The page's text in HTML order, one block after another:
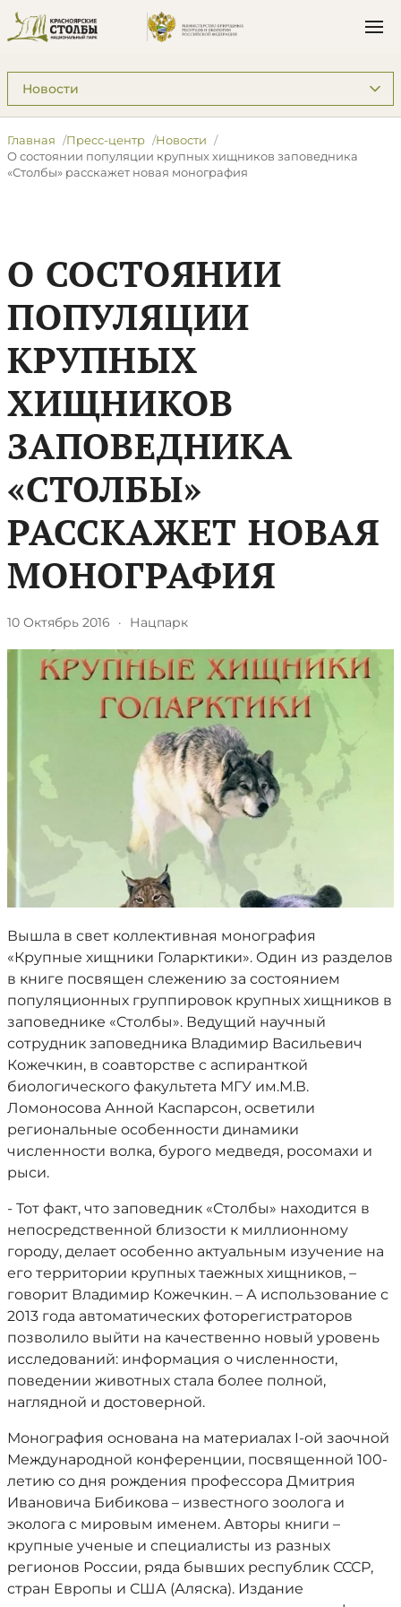
Подразделы: Пресс-центр
Главная Пресс-центр
Новости
О состоянии популяции крупных хищников заповедника
«Столбы» расскажет новая монография
О СОСТОЯНИИ
ПОПУЛЯЦИИ
КРУПНЫХ
ХИЩНИКОВ
ЗАПОВЕДНИКА
«СТОЛБЫ»
РАССКАЖЕТ НОВАЯ
МОНОГРАФИЯ
10 Октябрь 2016 · Нацпарк
Вышла в свет коллективная монография
«Крупные хищники Голарктики». Один из разделов
в книге посвящен слежению за состоянием
популяционных группировок крупных хищников в
заповеднике «Столбы». Ведущий научный
сотрудник заповедника Владимир Васильевич
Кожечкин, в соавторстве с аспиранткой
биологического факультета МГУ им.М.В.
Ломоносова Анной Каспарсон, осветили
региональные особенности динамики
численности волка, бурого медведя, росомахи и
рыси.
- Тот факт, что заповедник «Столбы» находится в
непосредственной близости к миллионному
городу, делает особенно актуальным изучение на
его территории крупных таежных хищников, –
говорит Владимир Кожечкин. – А использование с
2013 года автоматических фоторегистраторов
позволило выйти на качественно новый уровень
исследований: информация о численности,
поведении животных стала более полной,
наглядной и достоверной.
Монография основана на материалах I-ой заочной
Международной конференции, посвященной 100-
летию со дня рождения профессора Дмитрия
Ивановича Бибикова – известного зоолога и
эколога с мировым именем. Авторы книги –
крупные ученые и специалисты из разных
регионов России, ряда бывших республик СССР,
стран Европы и США (Аляска). Издание